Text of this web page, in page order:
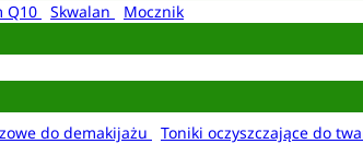
Q10 Skwalan
Mocznik
do demakijażu Toniki oczyszczające do